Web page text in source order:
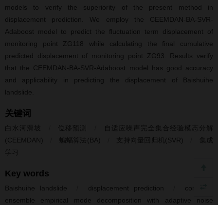
models to verify the superiority of the present method in
displacement prediction. We employ the CEEMDAN-BA-SVR-
Adaboost model to predict the fluctuation term displacement of
monitoring point ZG118 while calculating the final cumulative
predicted displacement of monitoring point ZG93. Results verify
that the CEEMDAN-BA-SVR-Adaboost model has good accuracy
and applicability in predicting the displacement of Baishuihe
landslide.
关键词
白水河滑坡 位移预测
自适应噪声完全集合经验模态分解
(CEEMDAN)
蝙蝠算法(BA) 支持向量回归机(SVR)
集成
学习
Key words
Baishuihe landslide displacement prediction
complete
ensemble empirical mode decomposition with adaptive noise